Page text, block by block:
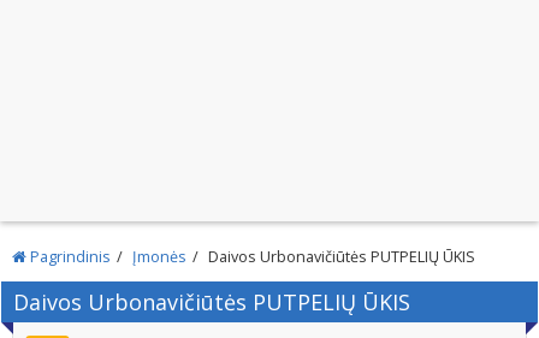
Pagrindinis Įmonės Daivos Urbonavičiūtės PUTPELIŲ ŪKIS
Daivos Urbonavičiūtės PUTPELIŲ ŪKIS